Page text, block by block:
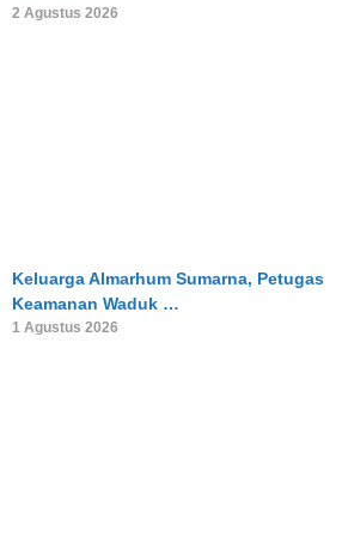
2 Agustus 2026
Keluarga Almarhum Sumarna, Petugas
Keamanan Waduk …
1 Agustus 2026